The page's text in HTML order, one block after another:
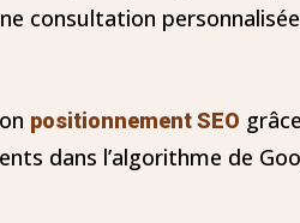
consultation
positionnement SEO
dans l’algorithme de